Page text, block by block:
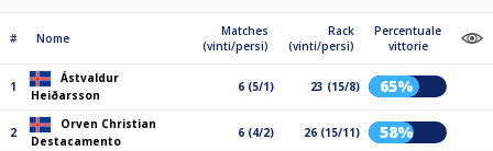
# Nome
Matches
(vinti/persi)
Rack
(vinti/persi)
Percentuale
vittorie
1
Ástvaldur
Heiðarsson
6 (5/1) 23 (15/8) 65%
2
Orven Christian
Destacamento
6 (4/2) 26 (15/11) 58%